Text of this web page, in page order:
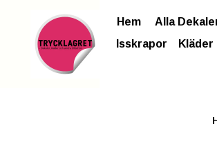
Hem Alla
Isskrapor
Kläder